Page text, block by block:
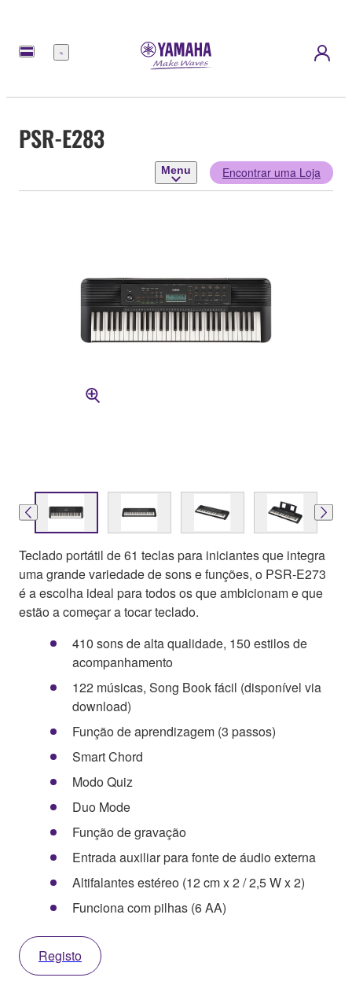
Menu
PSR-E283
Menu Encontrar uma Loja
Teclado portátil de 61 teclas para iniciantes que integra
uma grande variedade de sons e funções, o PSR-E273
é a escolha ideal para todos os que ambicionam e que
estão a começar a tocar teclado.
410 sons de alta qualidade, 150 estilos de
acompanhamento
122 músicas, Song Book fácil (disponível via
download)
Função de aprendizagem (3 passos)
Smart Chord
Modo Quiz
Duo Mode
Função de gravação
Entrada auxiliar para fonte de áudio externa
Altifalantes estéreo (12 cm x 2 / 2,5 W x 2)
Funciona com pilhas (6 AA)
Registo